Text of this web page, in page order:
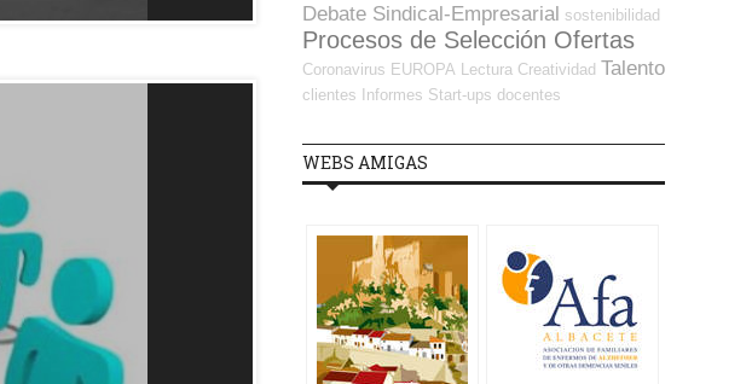
Debate Sindical-Empresarial sostenibilidad
Procesos de Selección Ofertas
Coronavirus EUROPA Lectura Creatividad Talento
clientes Informes Start-ups docentes
WEBS AMIGAS